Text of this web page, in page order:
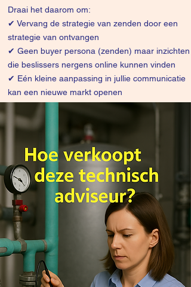
Draai het daarom om:
✔ Vervang de strategie van zenden door een
strategie van ontvangen
✔ Geen buyer persona (zenden) maar inzichten
die beslissers nergens online kunnen vinden
✔ Eén kleine aanpassing in jullie communicatie
kan een nieuwe markt openen